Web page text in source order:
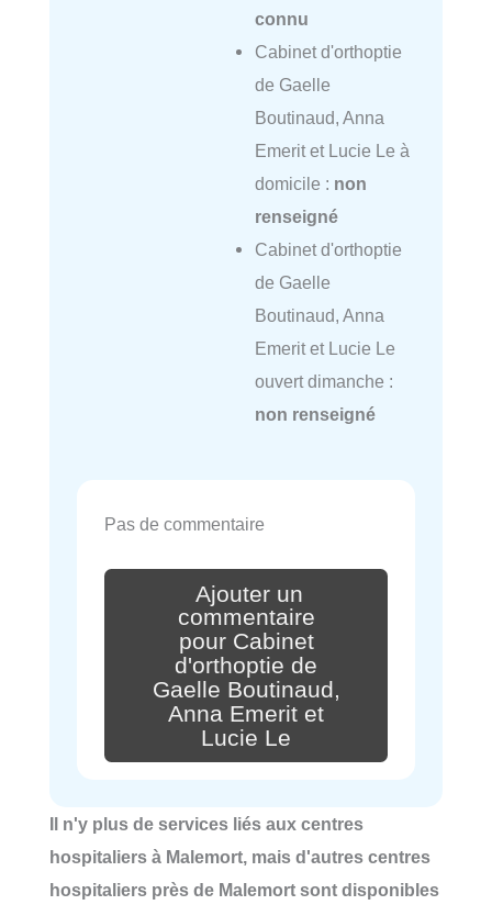
connu
Cabinet d'orthoptie
de Gaelle
Boutinaud, Anna
Emerit et Lucie Le à
domicile : non
renseigné
Cabinet d'orthoptie
de Gaelle
Boutinaud, Anna
Emerit et Lucie Le
ouvert dimanche :
non renseigné
Pas de commentaire
Ajouter un
commentaire
pour Cabinet
d'orthoptie de
Gaelle Boutinaud,
Anna Emerit et
Lucie Le
Il n'y plus de services liés aux centres
hospitaliers à Malemort, mais d'autres centres
hospitaliers près de Malemort sont disponibles